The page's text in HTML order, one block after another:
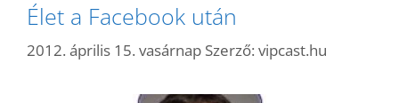
Élet a Facebook után
2012. április 15. vasárnap Szerző: vipcast.hu